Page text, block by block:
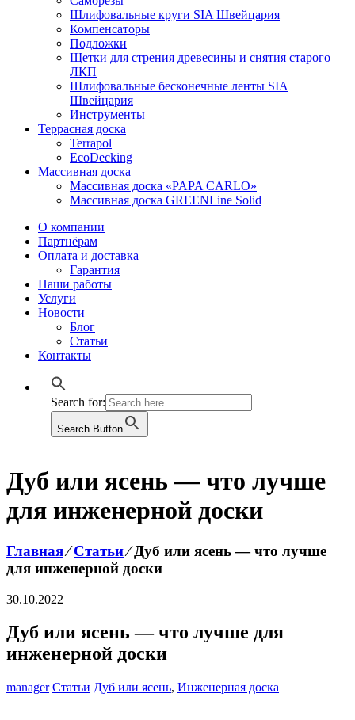
Шлифовальные круги SIA Швейцария
Компенсаторы
Подложки
Щетки для стрения древесины и снятия старого
ЛКП
Шлифовальные бесконечные ленты SIA
Швейцария
Инструменты
Террасная доска
Terrapol
EcoDecking
Массивная доска
Массивная доска «PAPA CARLO»
Массивная доска GREENLine Solid
О компании
Партнёрам
Оплата и доставка
Гарантия
Наши работы
Услуги
Новости
Блог
Статьи
Контакты
Search for:
Search Button
Дуб или ясень — что лучше
для инженерной доски
Главная⁄Статьи⁄Дуб или ясень — что лучше
для инженерной доски
30.10.2022
Дуб или ясень — что лучше для
инженерной доски
manager Статьи Дуб или ясень, Инженерная доска